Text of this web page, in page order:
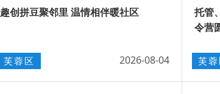
趣创拼豆聚邻里 温情相伴暖社区
芙蓉区 2026-08-04
托管
令营
芙蓉